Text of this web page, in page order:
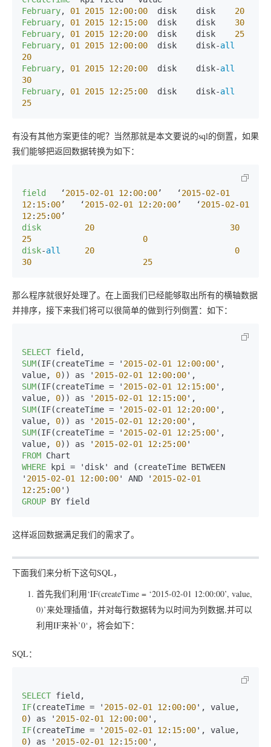
February, 01 2015 12: 00: 00
  disk    disk
20
February, 01 2015 12: 15: 00
  disk    disk
30
February, 01 2015 12: 20: 00
  disk    disk
25
February, 01 2015 12: 00: 00
  disk    disk-
all
20
February, 01 2015 12: 20: 00
  disk    disk-
all
30
February, 01 2015 12: 25: 00
  disk    disk-
all
25
有没有其他方案更佳的呢？当然那就是本文要说的sql的倒置，如果
我们能够把返回数据转换为如下：
field
   ‘
2015-02-01 12: 00: 00’   ‘2015-02-01
12: 15: 00’   ‘2015-02-01 12: 20: 00’   ‘2015-02-01
12: 25: 00
disk
20
30
25
0
disk-all 20
0
30
25
那么程序就很好处理了。在上面我们已经能够取出所有的横轴数据
并排序，接下来我们将可以很简单的做到行列倒置：如下：
SELECT
SUM(IF(createTime = ' 2015-02-01 12: 00: 00',
value, 0)) as ' 2015-02-01 12: 00: 00
SUM(IF(createTime = ' 2015-02-01 12: 15: 00',
value, 0)) as ' 2015-02-01 12: 15: 00
SUM(IF(createTime = ' 2015-02-01 12: 20: 00',
value, 0)) as ' 2015-02-01 12: 20: 00
SUM(IF(createTime = ' 2015-02-01 12: 25: 00',
value, 0)) as ' 2015-02-01 12: 25: 00
FROM
WHERE kpi = 'disk' and (createTime BETWEEN
' 2015-02-01 12: 00: 00' AND ' 2015-02-01
12: 25: 00
GROUP
这样返回数据满足我们的需求了。
下面我们来分析下这句SQL，
首先我们利用‘IF(createTime = ‘2015-02-01 12:00:00’, value,
0)’来处理插值，并对每行数据转为以时间为列数据,并可以
利用IF来补’0‘，将会如下：
SQL：
SELECT
IF(createTime = ' 2015-02-01 12: 00: 00
0) as ' 2015-02-01 12: 00: 00
IF(createTime = ' 2015-02-01 12: 15: 00
0) as ' 2015-02-01 12: 15: 00